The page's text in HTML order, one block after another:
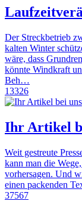
Der Streckbetrieb
kalten Winter
wäre, dass
könnte Windkraft
Beh…
13326
Ihr Artikel
Weit gestreute
kann man die
vorhersagen. Und
einen packenden
37567